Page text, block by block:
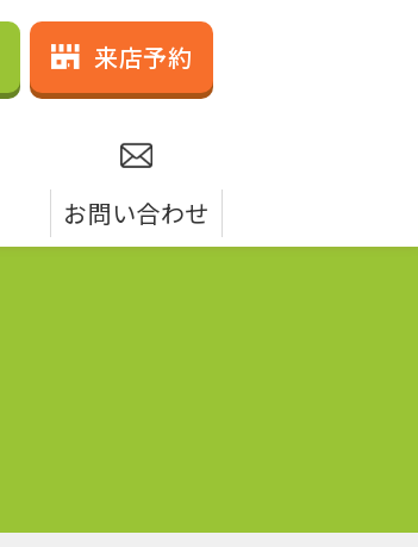
来店予約
お問い合わせ